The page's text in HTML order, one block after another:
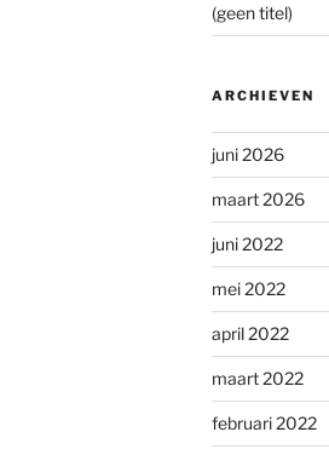
(geen titel)
ARCHIEVEN
juni 2026
maart 2026
juni 2022
mei 2022
april 2022
maart 2022
februari 2022